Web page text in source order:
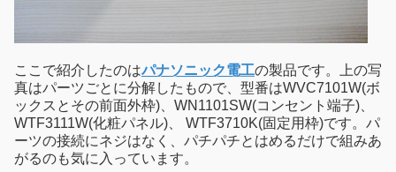
ここで紹介したのはパナソニック電工の製品です。上の写
真はパーツごとに分解したもので、型番はWVC7101W(ボ
ックスとその前面外枠)、WN1101SW(コンセント端子)、
WTF3111W(化粧パネル)、 WTF3710K(固定用枠)です。パ
ーツの接続にネジはなく、パチパチとはめるだけで組みあ
がるのも気に入っています。